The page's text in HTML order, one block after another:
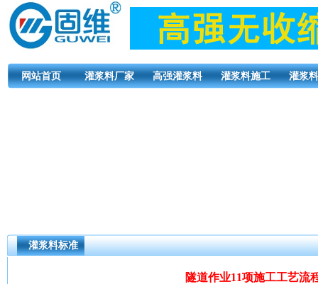
网站首页 灌浆料厂家 高强灌浆料 灌浆料施工 灌浆
灌浆料标准
隧道作业11项施工工艺流